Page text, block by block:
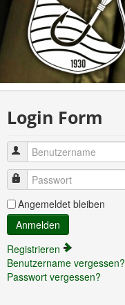
Login Form
Benutzername
Passwort
Angemeldet bleiben
Anmelden
Registrieren
Benutzername vergessen?
Passwort vergessen?